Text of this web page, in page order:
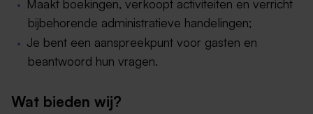
Maakt boekingen, verkoopt activiteiten en verricht
bijbehorende administratieve handelingen;
Je bent een aanspreekpunt voor gasten en
beantwoord hun vragen.
Wat bieden wij?